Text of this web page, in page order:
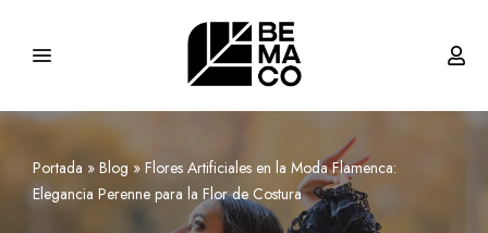
Saltar
contenido
Portada » Blog » Flores Artificiales en la Moda Flamenca:
Elegancia Perenne para la Flor de Costura